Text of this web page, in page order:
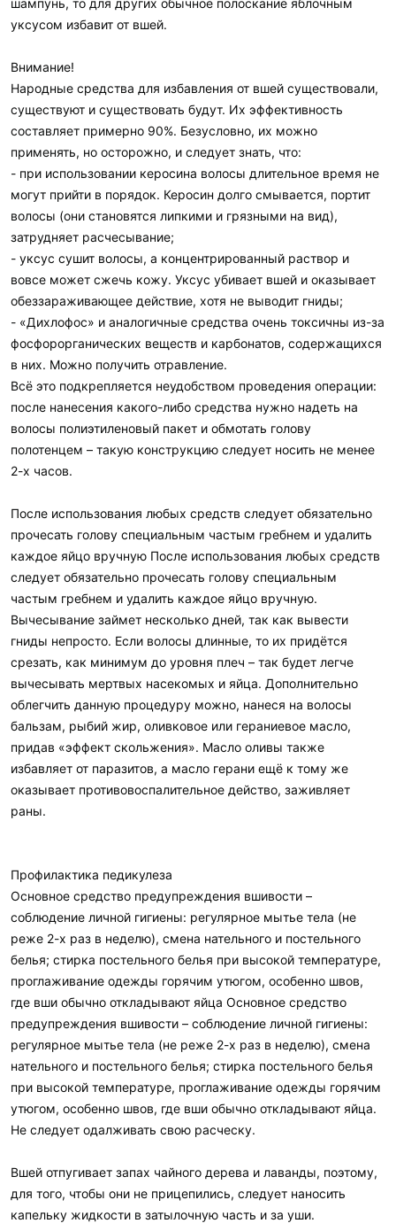
шампунь, то для других обычное полоскание яблочным
уксусом избавит от вшей.
Внимание!
Народные средства для избавления от вшей существовали,
существуют и существовать будут. Их эффективность
составляет примерно 90%. Безусловно, их можно
применять, но осторожно, и следует знать, что:
- при использовании керосина волосы длительное время не
могут прийти в порядок. Керосин долго смывается, портит
волосы (они становятся липкими и грязными на вид),
затрудняет расчесывание;
- уксус сушит волосы, а концентрированный раствор и
вовсе может сжечь кожу. Уксус убивает вшей и оказывает
обеззараживающее действие, хотя не выводит гниды;
- «Дихлофос» и аналогичные средства очень токсичны из-за
фосфорорганических веществ и карбонатов, содержащихся
в них. Можно получить отравление.
Всё это подкрепляется неудобством проведения операции:
после нанесения какого-либо средства нужно надеть на
волосы полиэтиленовый пакет и обмотать голову
полотенцем – такую конструкцию следует носить не менее
2-х часов.
После использования любых средств следует обязательно
прочесать голову специальным частым гребнем и удалить
каждое яйцо вручную После использования любых средств
следует обязательно прочесать голову специальным
частым гребнем и удалить каждое яйцо вручную.
Вычесывание займет несколько дней, так как вывести
гниды непросто. Если волосы длинные, то их придётся
срезать, как минимум до уровня плеч – так будет легче
вычесывать мертвых насекомых и яйца. Дополнительно
облегчить данную процедуру можно, нанеся на волосы
бальзам, рыбий жир, оливковое или гераниевое масло,
придав «эффект скольжения». Масло оливы также
избавляет от паразитов, а масло герани ещё к тому же
оказывает противовоспалительное действо, заживляет
раны.
Профилактика педикулеза
Основное средство предупреждения вшивости –
соблюдение личной гигиены: регулярное мытье тела (не
реже 2-х раз в неделю), смена нательного и постельного
белья; стирка постельного белья при высокой температуре,
проглаживание одежды горячим утюгом, особенно швов,
где вши обычно откладывают яйца Основное средство
предупреждения вшивости – соблюдение личной гигиены:
регулярное мытье тела (не реже 2-х раз в неделю), смена
нательного и постельного белья; стирка постельного белья
при высокой температуре, проглаживание одежды горячим
утюгом, особенно швов, где вши обычно откладывают яйца.
Не следует одалживать свою расческу.
Вшей отпугивает запах чайного дерева и лаванды, поэтому,
для того, чтобы они не прицепились, следует наносить
капельку жидкости в затылочную часть и за уши.